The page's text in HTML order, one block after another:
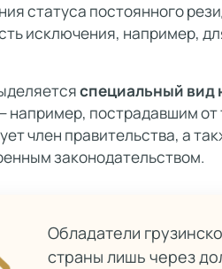
статуса постоянного
исключения, например,
специальный вид
например, пострадавшим
член правительства, а
законодательством.
Обладатели
страны лишь через